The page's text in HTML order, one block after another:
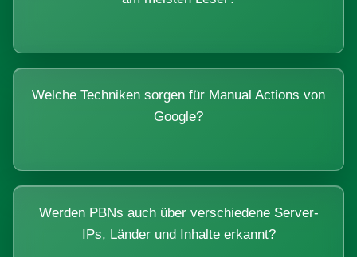
Welche Techniken sorgen für Manual Actions von
Google?
Werden PBNs auch über verschiedene Server-
IPs, Länder und Inhalte erkannt?